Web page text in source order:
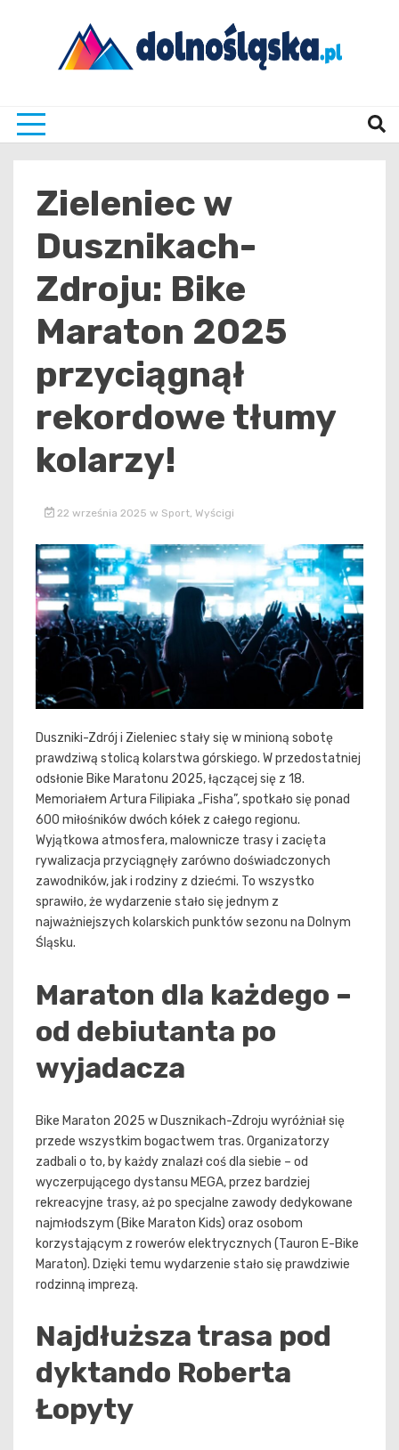
Zieleniec w
Dusznikach-
Zdroju: Bike
Maraton 2025
przyciągnął
rekordowe tłumy
kolarzy!
22 września 2025 w Sport, Wyścigi
Duszniki-Zdrój i Zieleniec stały się w minioną sobotę
prawdziwą stolicą kolarstwa górskiego. W przedostatniej
odsłonie Bike Maratonu 2025, łączącej się z 18.
Memoriałem Artura Filipiaka „Fisha”, spotkało się ponad
600 miłośników dwóch kółek z całego regionu.
Wyjątkowa atmosfera, malownicze trasy i zacięta
rywalizacja przyciągnęły zarówno doświadczonych
zawodników, jak i rodziny z dziećmi. To wszystko
sprawiło, że wydarzenie stało się jednym z
najważniejszych kolarskich punktów sezonu na Dolnym
Śląsku.
Maraton dla każdego –
od debiutanta po
wyjadacza
Bike Maraton 2025 w Dusznikach-Zdroju wyróżniał się
przede wszystkim bogactwem tras. Organizatorzy
zadbali o to, by każdy znalazł coś dla siebie – od
wyczerpującego dystansu MEGA, przez bardziej
rekreacyjne trasy, aż po specjalne zawody dedykowane
najmłodszym (Bike Maraton Kids) oraz osobom
korzystającym z rowerów elektrycznych (Tauron E-Bike
Maraton). Dzięki temu wydarzenie stało się prawdziwie
rodzinną imprezą.
Najdłuższa trasa pod
dyktando Roberta
Łopyty